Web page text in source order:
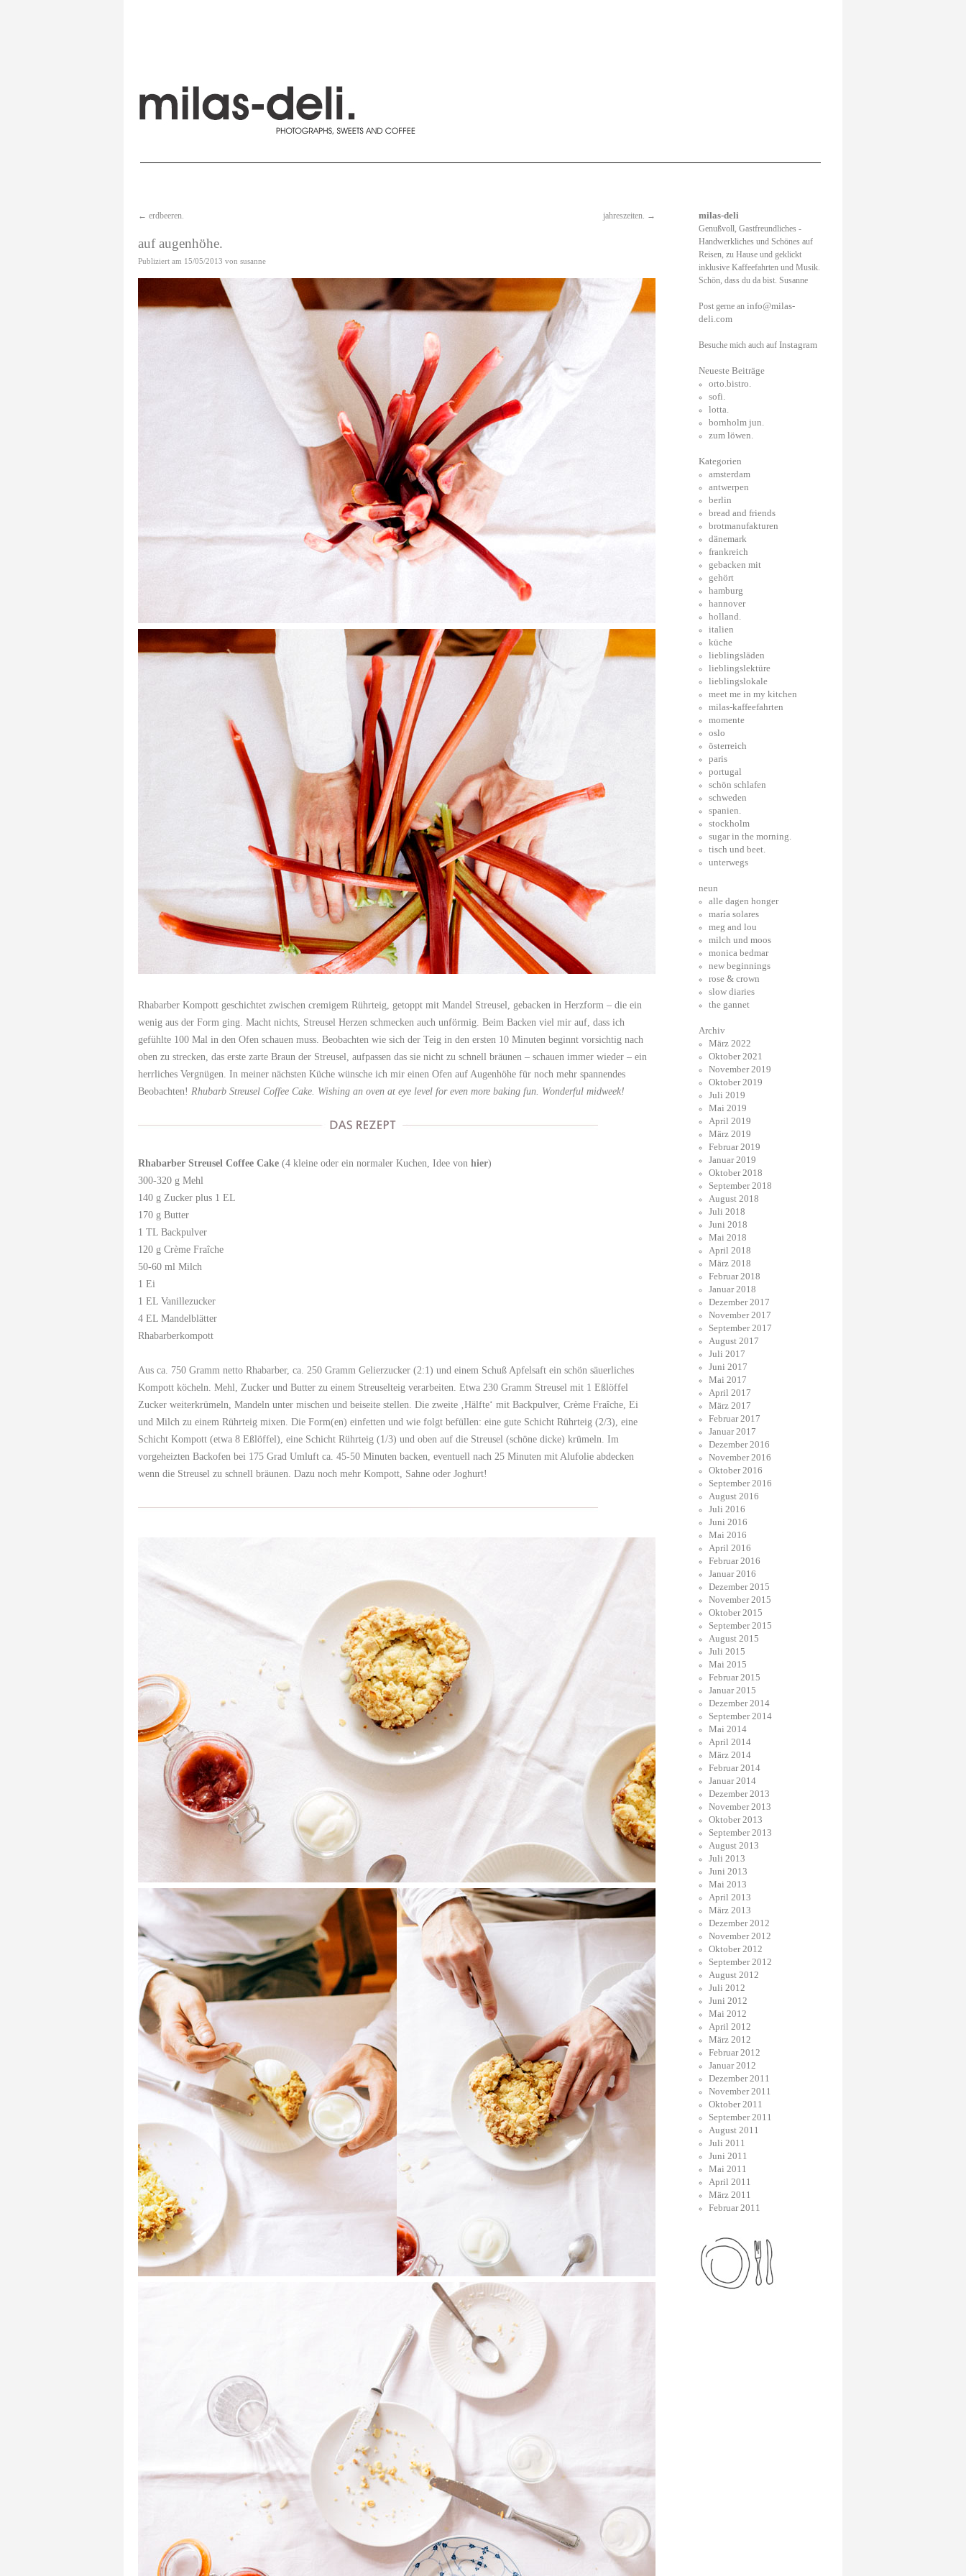
← erdbeeren. jahreszeiten. →
auf augenhöhe.
Publiziert am 15/05/2013 von susanne
Rhabarber Kompott geschichtet zwischen cremigem Rührteig, getoppt mit Mandel Streusel, gebacken in Herzform – die ein
wenig aus der Form ging. Macht nichts, Streusel Herzen schmecken auch unförmig. Beim Backen viel mir auf, dass ich
gefühlte 100 Mal in den Ofen schauen muss. Beobachten wie sich der Teig in den ersten 10 Minuten beginnt vorsichtig nach
oben zu strecken, das erste zarte Braun der Streusel, aufpassen das sie nicht zu schnell bräunen – schauen immer wieder – ein
herrliches Vergnügen. In meiner nächsten Küche wünsche ich mir einen Ofen auf Augenhöhe für noch mehr spannendes
Beobachten! Rhubarb Streusel Coffee Cake. Wishing an oven at eye level for even more baking fun. Wonderful midweek!
Rhabarber Streusel Coffee Cake (4 kleine oder ein normaler Kuchen, Idee von hier)
300-320 g Mehl
140 g Zucker plus 1 EL
170 g Butter
1 TL Backpulver
120 g Crème Fraîche
50-60 ml Milch
1 Ei
1 EL Vanillezucker
4 EL Mandelblätter
Rhabarberkompott
Aus ca. 750 Gramm netto Rhabarber, ca. 250 Gramm Gelierzucker (2:1) und einem Schuß Apfelsaft ein schön säuerliches
Kompott köcheln. Mehl, Zucker und Butter zu einem Streuselteig verarbeiten. Etwa 230 Gramm Streusel mit 1 Eßlöffel
Zucker weiterkrümeln, Mandeln unter mischen und beiseite stellen. Die zweite ‚Hälfte‘ mit Backpulver, Crème Fraîche, Ei
und Milch zu einem Rührteig mixen. Die Form(en) einfetten und wie folgt befüllen: eine gute Schicht Rührteig (2/3), eine
Schicht Kompott (etwa 8 Eßlöffel), eine Schicht Rührteig (1/3) und oben auf die Streusel (schöne dicke) krümeln. Im
vorgeheizten Backofen bei 175 Grad Umluft ca. 45-50 Minuten backen, eventuell nach 25 Minuten mit Alufolie abdecken
wenn die Streusel zu schnell bräunen. Dazu noch mehr Kompott, Sahne oder Joghurt!
milas-deli
Genußvoll, Gastfreundliches -
Handwerkliches und Schönes auf
Reisen, zu Hause und geklickt
inklusive Kaffeefahrten und Musik.
Schön, dass du da bist. Susanne
Post gerne an info@milas-
deli.com
Besuche mich auch auf Instagram
Neueste Beiträge
orto.bistro.
sofi.
lotta.
bornholm jun.
zum löwen.
Kategorien
amsterdam
antwerpen
berlin
bread and friends
brotmanufakturen
dänemark
frankreich
gebacken mit
gehört
hamburg
hannover
holland.
italien
küche
lieblingsläden
lieblingslektüre
lieblingslokale
meet me in my kitchen
milas-kaffeefahrten
momente
oslo
österreich
paris
portugal
schön schlafen
schweden
spanien.
stockholm
sugar in the morning.
tisch und beet.
unterwegs
neun
alle dagen honger
maría solares
meg and lou
milch und moos
monica bedmar
new beginnings
rose & crown
slow diaries
the gannet
Archiv
März 2022
Oktober 2021
November 2019
Oktober 2019
Juli 2019
Mai 2019
April 2019
März 2019
Februar 2019
Januar 2019
Oktober 2018
September 2018
August 2018
Juli 2018
Juni 2018
Mai 2018
April 2018
März 2018
Februar 2018
Januar 2018
Dezember 2017
November 2017
September 2017
August 2017
Juli 2017
Juni 2017
Mai 2017
April 2017
März 2017
Februar 2017
Januar 2017
Dezember 2016
November 2016
Oktober 2016
September 2016
August 2016
Juli 2016
Juni 2016
Mai 2016
April 2016
Februar 2016
Januar 2016
Dezember 2015
November 2015
Oktober 2015
September 2015
August 2015
Juli 2015
Mai 2015
Februar 2015
Januar 2015
Dezember 2014
September 2014
Mai 2014
April 2014
März 2014
Februar 2014
Januar 2014
Dezember 2013
November 2013
Oktober 2013
September 2013
August 2013
Juli 2013
Juni 2013
Mai 2013
April 2013
März 2013
Dezember 2012
November 2012
Oktober 2012
September 2012
August 2012
Juli 2012
Juni 2012
Mai 2012
April 2012
März 2012
Februar 2012
Januar 2012
Dezember 2011
November 2011
Oktober 2011
September 2011
August 2011
Juli 2011
Juni 2011
Mai 2011
April 2011
März 2011
Februar 2011